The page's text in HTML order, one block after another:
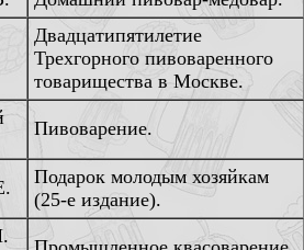
Двадцатипятилетие
Трехгорного пивоваренного
товарищества в Москве.
Пивоварение.
Подарок молодым хозяйкам
(25-е издание).